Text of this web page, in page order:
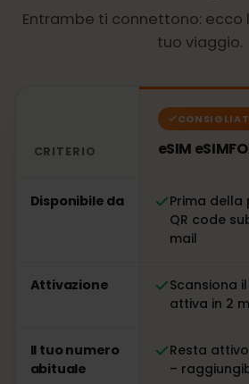
Entrambe ti connettono: ecco
tuo viaggio.
CRITERIO eSIM
Disponibile da
Prima della
QR code
mail
Attivazione
Scansiona
attiva in 2
Il tuo numero
abituale
Resta
–